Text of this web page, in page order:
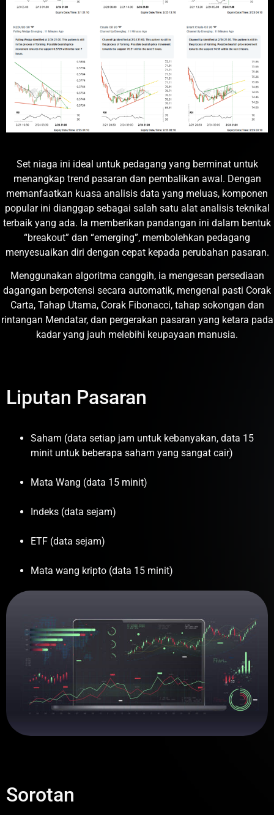
Set niaga ini ideal untuk pedagang yang berminat untuk
menangkap trend pasaran dan pembalikan awal. Dengan
memanfaatkan kuasa analisis data yang meluas, komponen
popular ini dianggap sebagai salah satu alat analisis teknikal
terbaik yang ada. Ia memberikan pandangan ini dalam bentuk
“breakout” dan “emerging”, membolehkan pedagang
menyesuaikan diri dengan cepat kepada perubahan pasaran.
Menggunakan algoritma canggih, ia mengesan persediaan
dagangan berpotensi secara automatik, mengenal pasti Corak
Carta, Tahap Utama, Corak Fibonacci, tahap sokongan dan
rintangan Mendatar, dan pergerakan pasaran yang ketara pada
kadar yang jauh melebihi keupayaan manusia.
Liputan Pasaran
Saham (data setiap jam untuk kebanyakan, data 15
minit untuk beberapa saham yang sangat cair)
Mata Wang (data 15 minit)
Indeks (data sejam)
ETF (data sejam)
Mata wang kripto (data 15 minit)
Sorotan